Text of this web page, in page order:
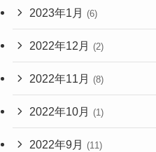
2023年1月 (6)
2022年12月 (2)
2022年11月 (8)
2022年10月 (1)
2022年9月 (11)